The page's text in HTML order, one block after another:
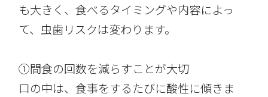
も大きく、食べるタイミングや内容によっ
て、虫歯リスクは変わります。
①間食の回数を減らすことが大切
口の中は、食事をするたびに酸性に傾きま